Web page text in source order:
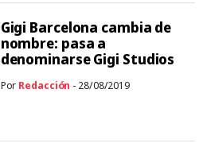
Gigi Barcelona cambia de
nombre: pasa a
denominarse Gigi Studios
Por Redacción - 28/08/2019